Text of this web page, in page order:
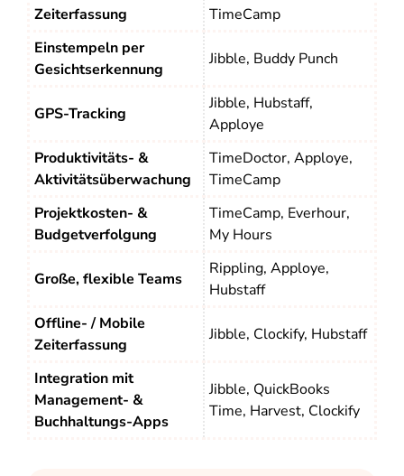
Zeiterfassung
TimeCamp
Einstempeln per
Gesichtserkennung
Jibble, Buddy Punch
GPS-Tracking
Jibble, Hubstaff,
Apploye
Produktivitäts- &
Aktivitätsüberwachung
TimeDoctor, Apploye,
TimeCamp
Projektkosten- &
Budgetverfolgung
TimeCamp, Everhour,
My Hours
Große, flexible Teams
Rippling, Apploye,
Hubstaff
Offline- / Mobile
Zeiterfassung
Jibble, Clockify, Hubstaff
Integration mit
Management- &
Buchhaltungs-Apps
Jibble, QuickBooks
Time, Harvest, Clockify